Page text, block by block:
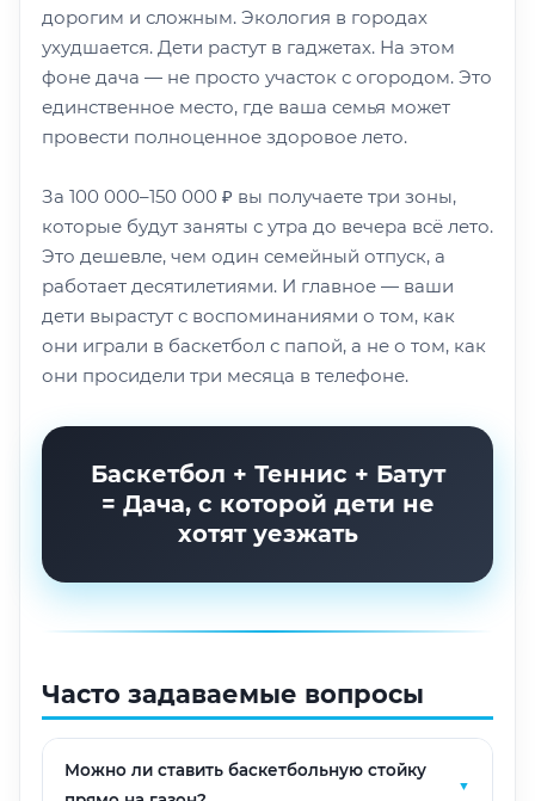
дорогим и сложным. Экология в городах
ухудшается. Дети растут в гаджетах. На этом
фоне дача — не просто участок с огородом. Это
единственное место, где ваша семья может
провести полноценное здоровое лето.
За 100 000–150 000 ₽ вы получаете три зоны,
которые будут заняты с утра до вечера всё лето.
Это дешевле, чем один семейный отпуск, а
работает десятилетиями. И главное — ваши
дети вырастут с воспоминаниями о том, как
они играли в баскетбол с папой, а не о том, как
они просидели три месяца в телефоне.
Баскетбол + Теннис + Батут
= Дача, с которой дети не
хотят уезжать
Часто задаваемые вопросы
Можно ли ставить баскетбольную стойку
▼